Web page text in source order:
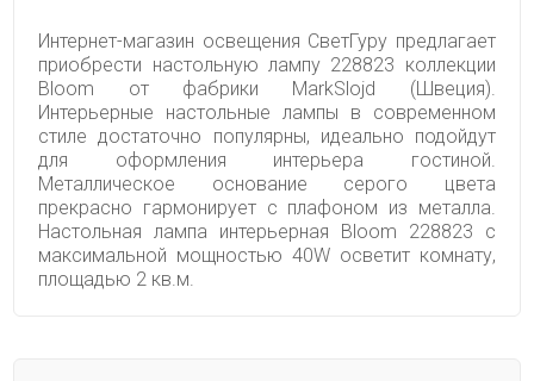
Интернет-магазин освещения СветГуру предлагает
приобрести настольную лампу 228823 коллекции
Bloom от фабрики MarkSlojd (Швеция).
Интерьерные настольные лампы в современном
стиле достаточно популярны, идеально подойдут
для оформления интерьера гостиной.
Металлическое основание серого цвета
прекрасно гармонирует с плафоном из металла.
Настольная лампа интерьерная Bloom 228823 с
максимальной мощностью 40W осветит комнату,
площадью 2 кв.м.